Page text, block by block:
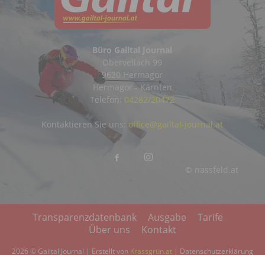
Büro Gailtal Journal
Obervellach 99
9620 Hermagor
Hermagor - Kärnten
Telefon: 04282/20472
© nassfeld.at
Kontaktieren Sie uns: office@gailtal-journal.at
Transparenzdatenbank Ausgabe
Tarife
Über uns
Kontakt
2026 © Gailtal Journal | Erstellt von Krassgrün.at | Datenschutzerklärung